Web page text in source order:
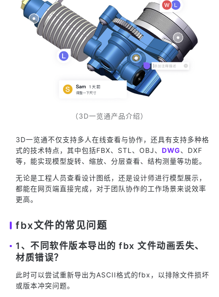
（3D一览通产品介绍）
3D一览通不仅支持多人在线查看与协作，还具有支持多种格
式的技术特点，其中包括FBX、STL、OBJ、 DWG、DXF
等，能实现模型旋转、缩放、分层查看、结构测量等功能。
无论是工程人员查看设计图纸，还是设计师进行模型展示，
都能在网页端直接完成，对于团队协作的工作场景来说效率
更高。
fbx文件的常见问题
1、不同软件版本导出的 fbx 文件动画丢失、
材质错误？
此时可以尝试重新导出为ASCII格式的fbx，以排除文件损坏
或版本冲突问题。